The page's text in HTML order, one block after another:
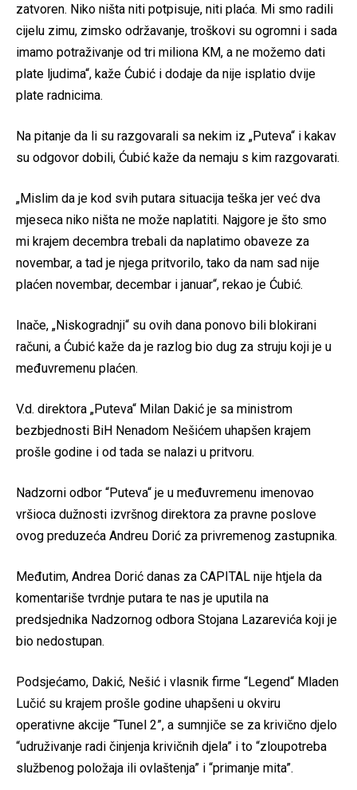
zatvoren. Niko ništa niti potpisuje, niti plaća. Mi smo radili
cijelu zimu, zimsko održavanje, troškovi su ogromni i sada
imamo potraživanje od tri miliona KM, a ne možemo dati
plate ljudima“, kaže Ćubić i dodaje da nije isplatio dvije
plate radnicima.
Na pitanje da li su razgovarali sa nekim iz „Puteva“ i kakav
su odgovor dobili, Ćubić kaže da nemaju s kim razgovarati.
„Mislim da je kod svih putara situacija teška jer već dva
mjeseca niko ništa ne može naplatiti. Najgore je što smo
mi krajem decembra trebali da naplatimo obaveze za
novembar, a tad je njega pritvorilo, tako da nam sad nije
plaćen novembar, decembar i januar“, rekao je Ćubić.
Inače, „Niskogradnji“ su ovih dana ponovo bili blokirani
računi, a Ćubić kaže da je razlog bio dug za struju koji je u
međuvremenu plaćen.
V.d. direktora „Puteva“ Milan Dakić je sa ministrom
bezbjednosti BiH Nenadom Nešićem uhapšen krajem
prošle godine i od tada se nalazi u pritvoru.
Nadzorni odbor “Puteva“ je u međuvremenu imenovao
vršioca dužnosti izvršnog direktora za pravne poslove
ovog preduzeća Andreu Dorić za privremenog zastupnika.
Međutim, Andrea Dorić danas za CAPITAL nije htjela da
komentariše tvrdnje putara te nas je uputila na
predsjednika Nadzornog odbora Stojana Lazarevića koji je
bio nedostupan.
Podsjećamo, Dakić, Nešić i vlasnik firme “Legend“ Mladen
Lučić su krajem prošle godine uhapšeni u okviru
operativne akcije “Tunel 2”, a sumnjiče se za krivično djelo
“udruživanje radi činjenja krivičnih djela” i to “zloupotreba
službenog položaja ili ovlaštenja” i “primanje mita”.